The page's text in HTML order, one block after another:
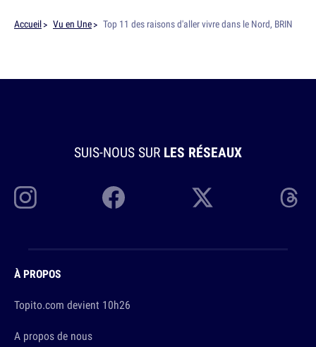
Accueil Vu en Une Top 11 des raisons d'aller vivre dans le Nord, BRIN
SUIS-NOUS SUR LES RÉSEAUX
À PROPOS
Topito.com devient 10h26
A propos de nous